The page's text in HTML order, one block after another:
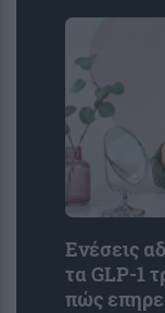
Ενέσεις
τα GLP-1
πώς